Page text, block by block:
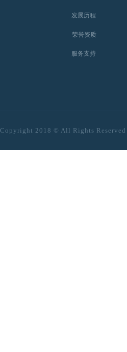
发展历程
荣誉资质
Copyright 2018 © All Rights Reserved
服务支持